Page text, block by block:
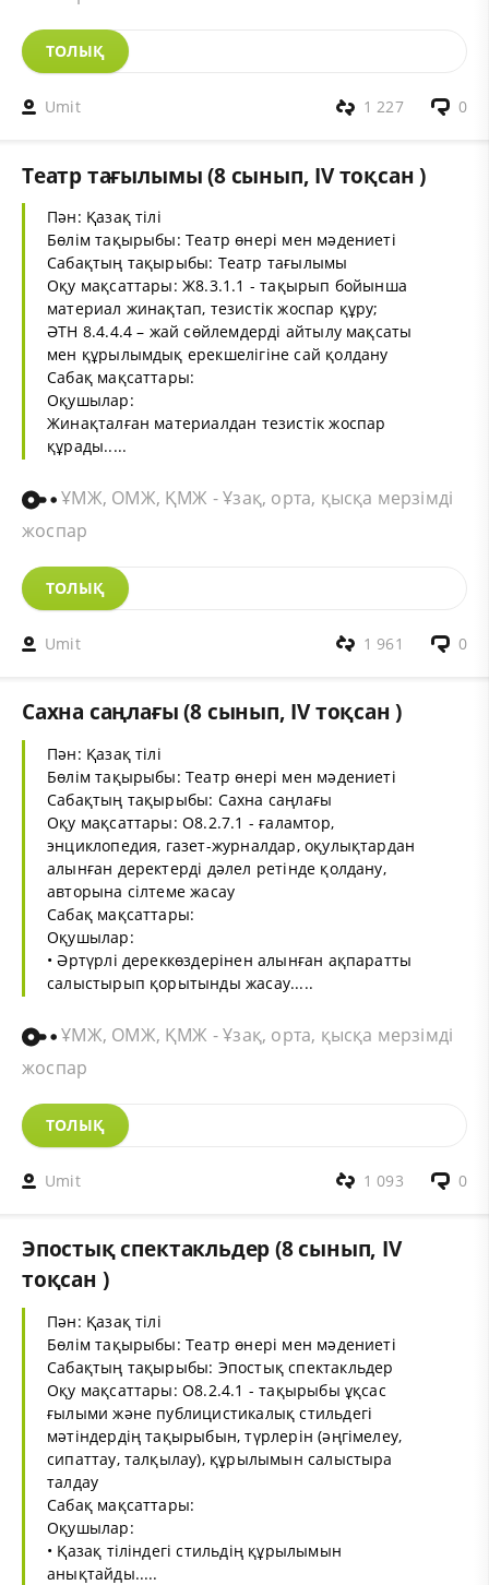
ТОЛЫҚ
Umit 0
1 227
Театр тағылымы (8 сынып, IV тоқсан )
Пән: Қазақ тілі
Бөлім тақырыбы: Театр өнері мен мәдениеті
Сабақтың тақырыбы: Театр тағылымы
Оқу мақсаттары: Ж8.3.1.1 - тақырып бойынша
материал жинақтап, тезистік жоспар құру;
ӘТН 8.4.4.4 – жай сөйлемдерді айтылу мақсаты
мен құрылымдық ерекшелігіне сай қолдану
Сабақ мақсаттары:
Оқушылар:
Жинақталған материалдан тезистік жоспар
құрады.....
ҰМЖ, ОМЖ, ҚМЖ - Ұзақ, орта, қысқа мерзімді
жоспар
ТОЛЫҚ
Umit 0
1 961
Сахна саңлағы (8 сынып, IV тоқсан )
Пән: Қазақ тілі
Бөлім тақырыбы: Театр өнері мен мәдениеті
Сабақтың тақырыбы: Сахна саңлағы
Оқу мақсаттары: О8.2.7.1 - ғаламтор,
энциклопедия, газет-журналдар, оқулықтардан
алынған деректерді дәлел ретінде қолдану,
авторына сілтеме жасау
Сабақ мақсаттары:
Оқушылар:
• Әртүрлі дереккөздерінен алынған ақпаратты
салыстырып қорытынды жасау.....
ҰМЖ, ОМЖ, ҚМЖ - Ұзақ, орта, қысқа мерзімді
жоспар
ТОЛЫҚ
Umit 0
1 093
Эпостық спектакльдер (8 сынып, IV
тоқсан )
Пән: Қазақ тілі
Бөлім тақырыбы: Театр өнері мен мәдениеті
Сабақтың тақырыбы: Эпостық спектакльдер
Оқу мақсаттары: О8.2.4.1 - тақырыбы ұқсас
ғылыми және публицистикалық стильдегі
мәтіндердің тақырыбын, түрлерін (әңгімелеу,
сипаттау, талқылау), құрылымын салыстыра
талдау
Сабақ мақсаттары:
Оқушылар:
• Қазақ тіліндегі стильдің құрылымын
анықтайды.....